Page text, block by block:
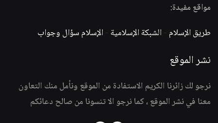
مواقع مفيدة:
طريق الإسلام -الشبكة الإسلامية -الإسلام سؤال وجواب
نشر الموقع
نرجو لك زائرنا الكريم الاستفادة من الموقع ونأمل منك التعاون
معنا في نشر الموقع ، كما نرجو الا تنسونا من صالح دعائكم